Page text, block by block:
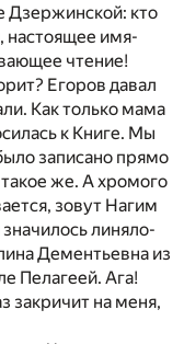
Дзержинской: кто
настоящее имя-
чтение!
Егоров давал
Как только мама
к Книге. Мы
записано прямо
же. А хромого
зовут Нагим
линяло-
Дементьевна из
Пелагеей. Ага!
закричит на меня,